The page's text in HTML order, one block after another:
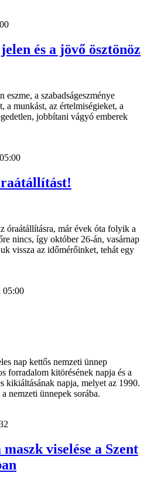
és a jövő ösztönöz
a szabadságeszménye
a munkást, az értelmiségieket, a
jobbítani vágyó emberek
óraátállításra, már évek óta folyik a
nincs, így október 26-án, vasárnap
vissza az időmérőinket, tehát egy
05:00
nap kettős nemzeti ünnep
forradalom kitörésének napja és a
kikiáltásának napja, melyet az 1990.
ünnepek sorába.
viselése a Szent